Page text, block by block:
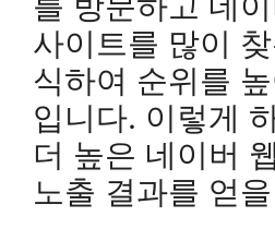
사이트를 많이
식하여 순위를
입니다. 이렇게
더 높은 네이버
노출 결과를 얻